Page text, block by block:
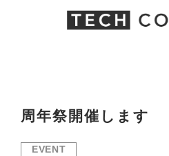
周年祭開催します
EVENT